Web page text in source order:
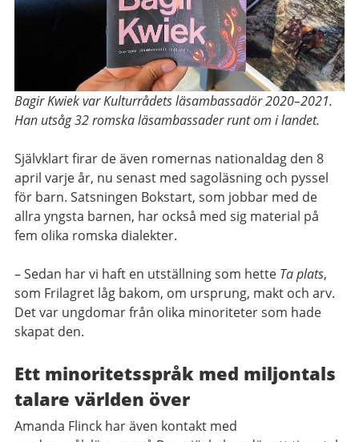
Bagir Kwiek var Kulturrådets läsambassadör 2020–2021.
Han utsåg 32 romska läsambassader runt om i landet.
Självklart firar de även romernas nationaldag den 8
april varje år, nu senast med sagoläsning och pyssel
för barn. Satsningen Bokstart, som jobbar med de
allra yngsta barnen, har också med sig material på
fem olika romska dialekter.
– Sedan har vi haft en utställning som hette Ta plats,
som Frilagret låg bakom, om ursprung, makt och arv.
Det var ungdomar från olika minoriteter som hade
skapat den.
Ett minoritetsspråk med miljontals
talare världen över
Amanda Flinck har även kontakt med